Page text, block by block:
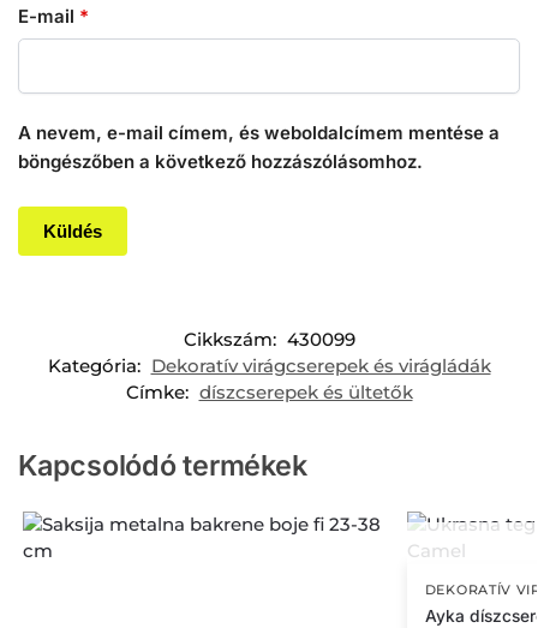
E-mail *
A nevem, e-mail címem, és weboldalcímem mentése a
böngészőben a következő hozzászólásomhoz.
Cikkszám: 430099
Kategória: Dekoratív virágcserepek és virágládák
Címke: díszcserepek és ültetők
Kapcsolódó termékek
DEKORATÍV
Ayka